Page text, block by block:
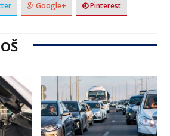
Google+ Pinterest